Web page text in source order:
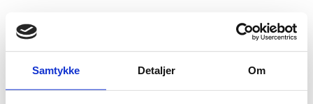
Samtykke Detaljer Om
Gå til forsiden Fold søgefelt ud
Menu
Flygtningenævnet
Baggrundsmateriale